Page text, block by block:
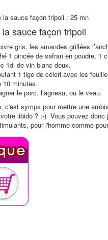
la sauce façon tripoli : 25 mn
sauce façon tripoli
gris, les amandes grillées
1 pincée de safran en poudre, 1
1dl de vin blanc doux.
1 tige de céleri avec les
10 minutes.
le porc, l’agneau, ou le veau.
c'est sympa pour mettre une
libido ? ;-) Vous pouvez
pour l'homme comme